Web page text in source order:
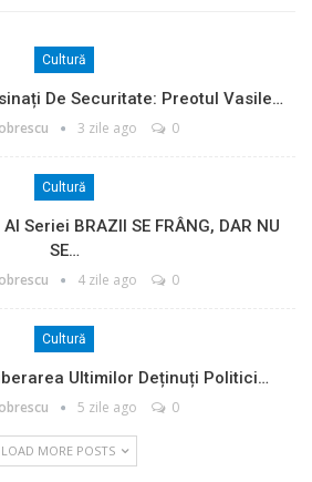
Cultură
De Securitate: Preotul Vasile…
3 zile ago 0
Cultură
Seriei BRAZII SE FRÂNG, DAR NU
SE…
4 zile ago 0
Cultură
Ultimilor Deținuți Politici…
5 zile ago 0
LOAD MORE POSTS